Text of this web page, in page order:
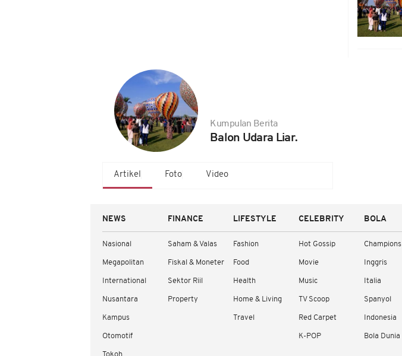
Kumpulan Berita
Balon Udara Liar.
Artikel Foto Video
NEWS
Nasional
Megapolitan
International
Nusantara
Kampus
Otomotif
FINANCE
Saham & Valas
Fiskal & Moneter
Sektor Riil
Property
LIFESTYLE
Fashion
Food
Health
Home & Living
Travel
CELEBRITY
Hot Gossip
Movie
Music
TV Scoop
Red Carpet
K-POP
BOLA
Champions
Inggris
Italia
Spanyol
Indonesia
Bola Dunia